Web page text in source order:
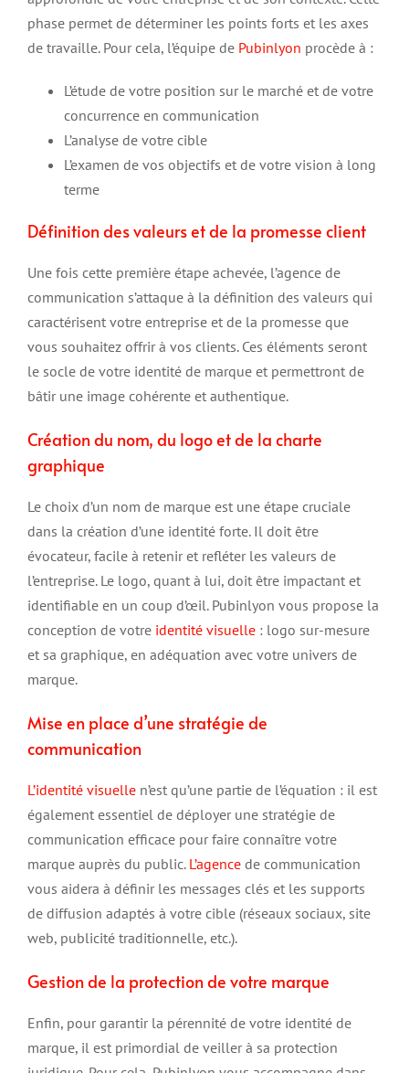
phase permet de déterminer les points forts et les axes
de travaille. Pour cela, l’équipe de Pubinlyon procède à :
L’étude de votre position sur le marché et de votre
concurrence en communication
L’analyse de votre cible
L’examen de vos objectifs et de votre vision à long
terme
Définition des valeurs et de la promesse client
Une fois cette première étape achevée, l’agence de
communication s’attaque à la définition des valeurs qui
caractérisent votre entreprise et de la promesse que
vous souhaitez offrir à vos clients. Ces éléments seront
le socle de votre identité de marque et permettront de
bâtir une image cohérente et authentique.
Création du nom, du logo et de la charte
graphique
Le choix d’un nom de marque est une étape cruciale
dans la création d’une identité forte. Il doit être
évocateur, facile à retenir et refléter les valeurs de
l’entreprise. Le logo, quant à lui, doit être impactant et
identifiable en un coup d’œil. Pubinlyon vous propose la
conception de votreidentité visuelle: logo sur-mesure
et sa graphique, en adéquation avec votre univers de
marque.
Mise en place d’une stratégie de
communication
L’identité visuellen’est qu’une partie de l’équation : il est
également essentiel de déployer une stratégie de
communication efficace pour faire connaître votre
marque auprès du public. L’agencede communication
vous aidera à définir les messages clés et les supports
de diffusion adaptés à votre cible (réseaux sociaux, site
web, publicité traditionnelle, etc.).
Gestion de la protection de votre marque
Enfin, pour garantir la pérennité de votre identité de
marque, il est primordial de veiller à sa protection